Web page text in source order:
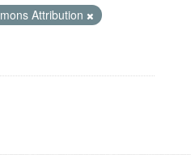
Attribution